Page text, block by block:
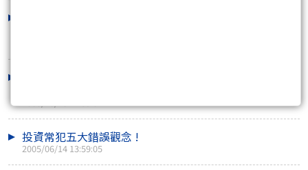
投資常犯五大錯誤觀念 !
2005/06/14 13:59:05